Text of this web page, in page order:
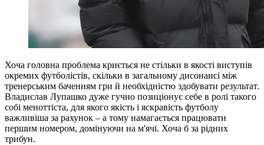
Хоча головна проблема криється не стільки в якості виступів
окремих футболістів, скільки в загальному дисонансі між
тренерським баченням гри й необхідністю здобувати результат.
Владислав Лупашко дуже гучно позиціонує себе в ролі такого
собі меноттіста, для якого якість і яскравість футболу
важливіша за рахунок – а тому намагається працювати
першим номером, домінуючи на м'ячі. Хоча б за рідних
трибун.